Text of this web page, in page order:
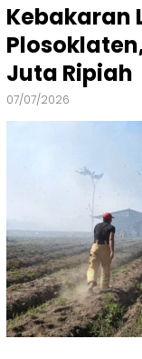
Kebakaran
Juta Ripiah
07/07/2026